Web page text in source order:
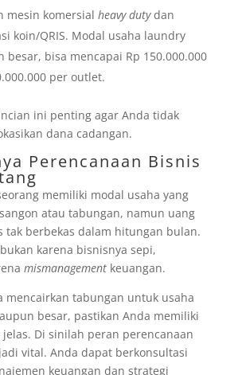
mesin komersial heavy dutydan
koin/QRIS. Modal usaha laundry
besar, bisa mencapai Rp 150.000.000
per outlet.
ini penting agar Anda tidak
dana cadangan.
Perencanaan Bisnis
memiliki modal usaha yang
atau tabungan, namun uang
tak berbekas dalam hitungan bulan.
karena bisnisnya sepi,
mismanagementkeuangan.
mencairkan tabungan untuk usaha
besar, pastikan Anda memiliki
Di sinilah peran perencanaan
vital. Anda dapat berkonsultasi
keuangan dan strategi